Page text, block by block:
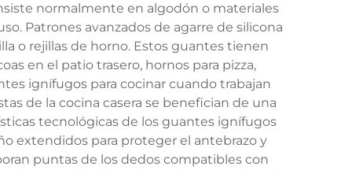
normalmente en algodón o materiales
Patrones avanzados de agarre de silicona
o rejillas de horno. Estos guantes tienen
en el patio trasero, hornos para pizza,
ignífugos para cocinar cuando trabajan
de la cocina casera se benefician de una
tecnológicas de los guantes ignífugos
extendidos para proteger el antebrazo y
puntas de los dedos compatibles con